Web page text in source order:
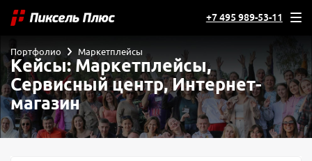
+7 495 989-53-11
Кейсы: Маркетплейсы,
Сервисный центр, Интернет-
магазин
Портфолио Маркетплейсы